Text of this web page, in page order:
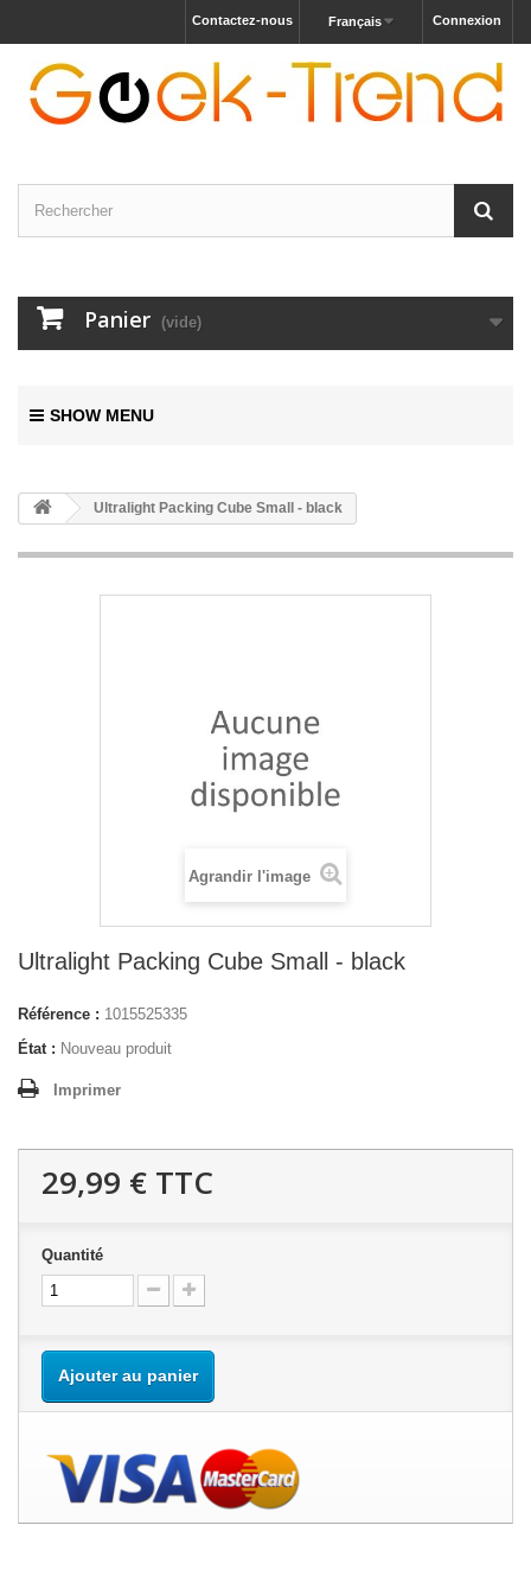
Connexion
Français
Contactez-nous
Panier (vide)
SHOW MENU
Ultralight Packing Cube Small - black
Agrandir l'image
Ultralight Packing Cube Small - black
Référence : 1015525335
État : Nouveau produit
Imprimer
29,99 € TTC
Quantité
Ajouter au panier